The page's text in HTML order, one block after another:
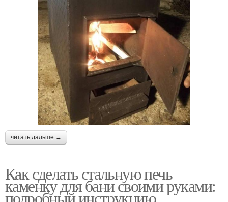
читать дальше →
Как сделать стальную печь
каменку для бани своими руками: